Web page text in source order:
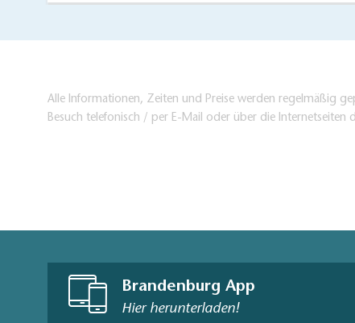
Alle Informationen, Zeiten und Preise werden regelmäßig
Besuch telefonisch / per E-Mail oder über die Internetseiten
Brandenburg App
Hier herunterladen!